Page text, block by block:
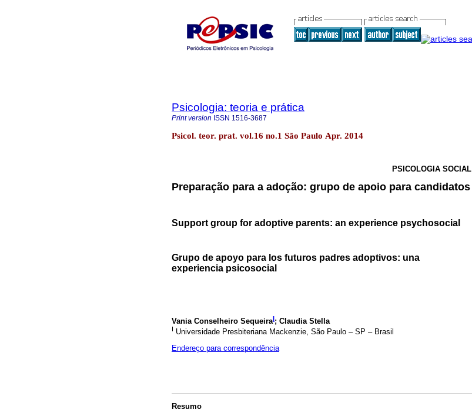
Psicologia: teoria e prática
Print version ISSN 1516-3687
Psicol. teor. prat. vol.16 no.1 São Paulo Apr. 2014
PSICOLOGIA SOCIAL
Preparação para a adoção: grupo de apoio para candidatos
Support group for adoptive parents: an experience psychosocial
Grupo de apoyo para los futuros padres adoptivos: una
experiencia psicosocial
Vania Conselheiro SequeiraI; Claudia Stella
I Universidade Presbiteriana Mackenzie, São Paulo – SP – Brasil
Endereço para correspondência
Resumo